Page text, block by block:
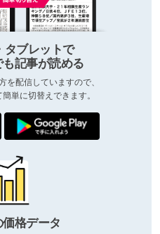
タブレットで
記事が読める
配信していますので、
単に切替えできます。
格データ